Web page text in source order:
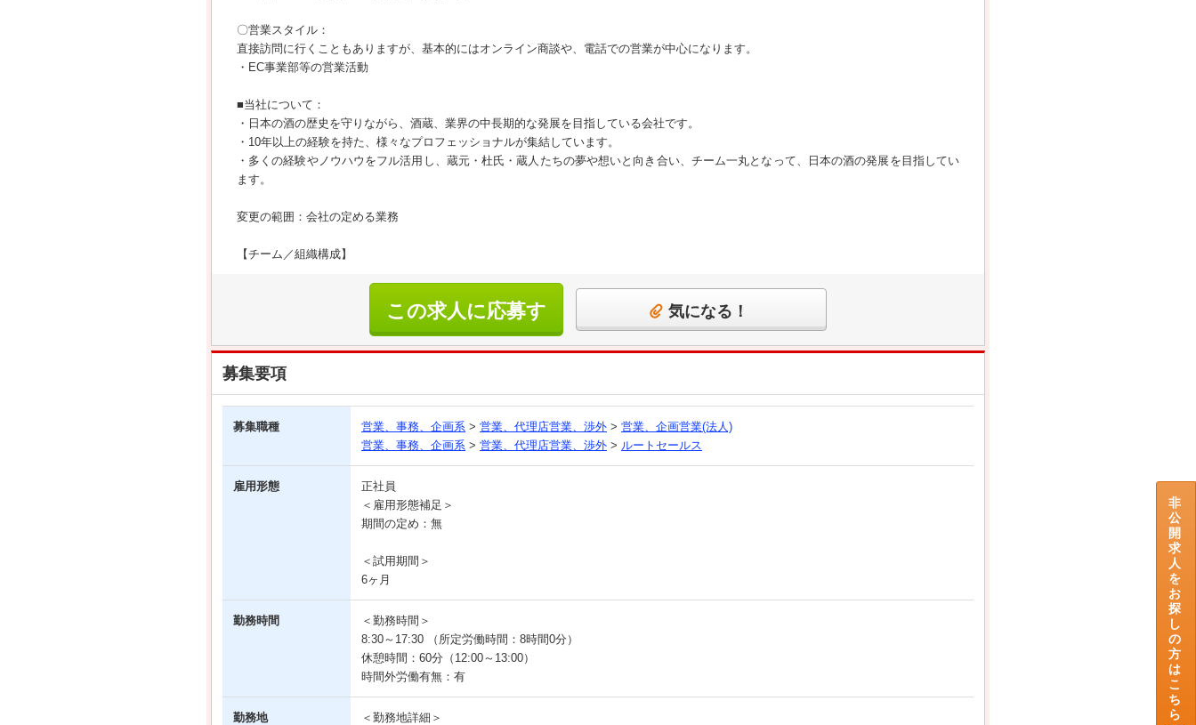
〇営業スタイル：
直接訪問に行くこともありますが、基本的にはオンライン商談や、電話での営業が中心になります。
・EC事業部等の営業活動
■当社について：
・日本の酒の歴史を守りながら、酒蔵、業界の中長期的な発展を目指している会社です。
・10年以上の経験を持た、様々なプロフェッショナルが集結しています。
・多くの経験やノウハウをフル活用し、蔵元・杜氏・蔵人たちの夢や想いと向き合い、チーム一丸となって、日本の酒の発展を目指してい
ます。
変更の範囲：会社の定める業務
【チーム／組織構成】
この求人に応募す
る
気になる！
募集要項
募集職種 営業、事務、企画系 > 営業、代理店営業、渉外 > 営業、企画営業(法人)
営業、事務、企画系 > 営業、代理店営業、渉外 > ルートセールス
雇用形態
正社員
＜雇用形態補足＞
期間の定め：無
＜試用期間＞
6ヶ月
勤務時間
＜勤務時間＞
8:30～17:30 （所定労働時間：8時間0分）
休憩時間：60分（12:00～13:00）
時間外労働有無：有
勤務地
＜勤務地詳細＞
非
公
開
求
人
を
お
探
し
の
方
は
こ
ち
ら